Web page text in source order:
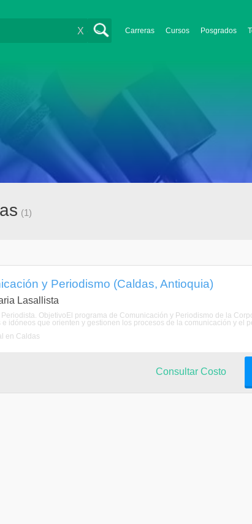
Carreras Cursos Posgrados
X
(1)
y Periodismo (Caldas, Antioquia)
Lasallista
ObjetivoEl programa de Comunicación y Periodismo de la
idóneos que orienten y gestionen los procesos de la comunicación y el
en Caldas
Consultar Costo